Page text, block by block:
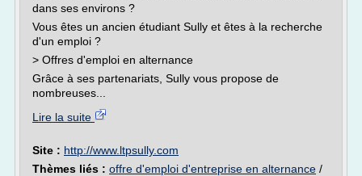
dans ses environs ?
Vous êtes un ancien étudiant Sully et êtes à la recherche
d'un emploi ?
> Offres d'emploi en alternance
Grâce à ses partenariats, Sully vous propose de
nombreuses...
Lire la suite
Site : http://www.ltpsully.com
Thèmes liés : offre d'emploi d'entreprise en alternance /